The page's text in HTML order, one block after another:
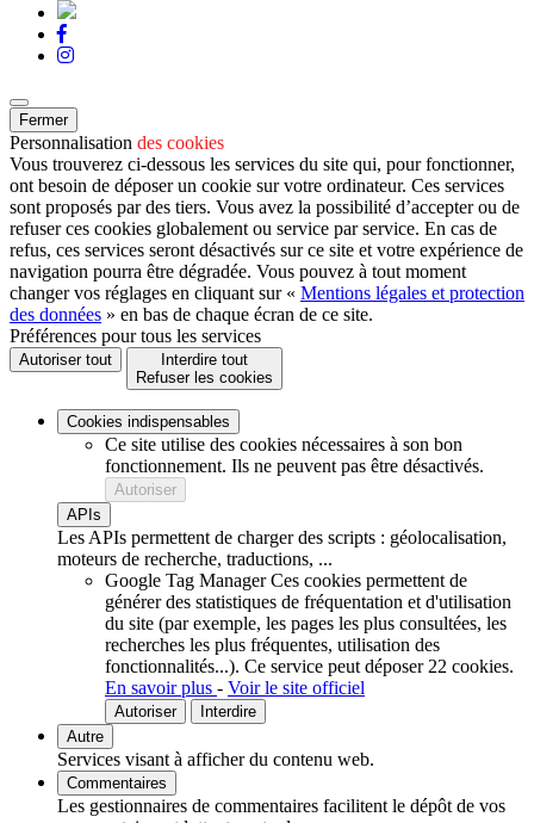
Fermer
Personnalisation des cookies
Vous trouverez ci-dessous les services du site qui, pour fonctionner,
ont besoin de déposer un cookie sur votre ordinateur. Ces services
sont proposés par des tiers. Vous avez la possibilité d’accepter ou de
refuser ces cookies globalement ou service par service. En cas de
refus, ces services seront désactivés sur ce site et votre expérience de
navigation pourra être dégradée. Vous pouvez à tout moment
changer vos réglages en cliquant sur « Mentions légales et protection
des données » en bas de chaque écran de ce site.
Préférences pour tous les services
Autoriser tout
Interdire tout
Refuser les cookies
Cookies indispensables
Ce site utilise des cookies nécessaires à son bon
fonctionnement. Ils ne peuvent pas être désactivés.
Autoriser
APIs
Les APIs permettent de charger des scripts : géolocalisation,
moteurs de recherche, traductions, ...
Google Tag Manager Ces cookies permettent de
générer des statistiques de fréquentation et d'utilisation
du site (par exemple, les pages les plus consultées, les
recherches les plus fréquentes, utilisation des
fonctionnalités...). Ce service peut déposer 22 cookies.
En savoir plus - Voir le site officiel
Autoriser
Interdire
Autre
Services visant à afficher du contenu web.
Commentaires
Les gestionnaires de commentaires facilitent le dépôt de vos